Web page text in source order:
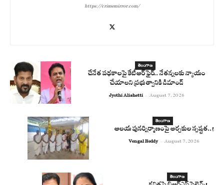
https://crimemirror.com/
తెలంగాణ
చేనేత పథకాలపై కేటీఆర్ ఫైర్.. నేతన్నలకు న్యాయం
చేయాలని ప్రభుత్వానికి డిమాండ్
Jyothi Alishetti - August 7, 2026
తెలంగాణ
ఆలయ పునర్నిర్మాణంపై అర్చకుల స్పష్టత..!
Vengal Reddy - August 7, 2026
తెలంగాణ